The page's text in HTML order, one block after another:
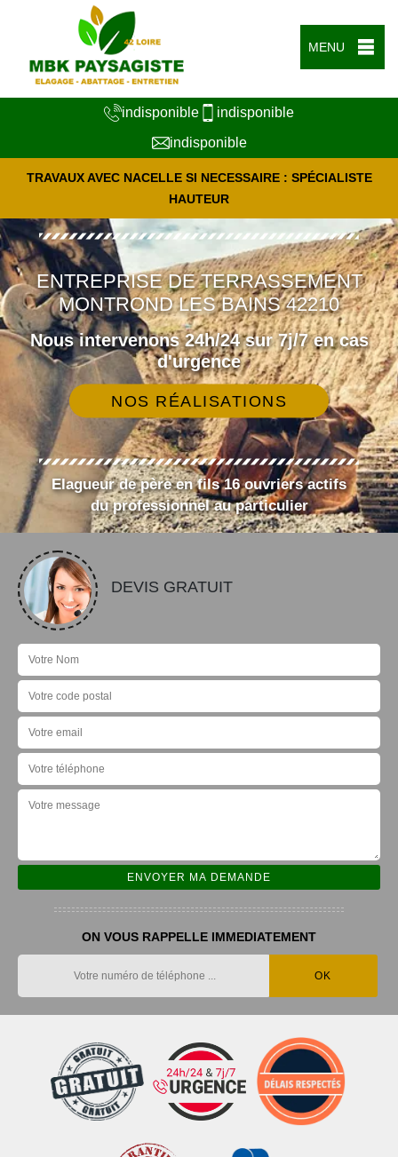
MENU
indisponible
indisponible
indisponible
TRAVAUX AVEC NACELLE SI NECESSAIRE : SPÉCIALISTE
HAUTEUR
ENTREPRISE DE TERRASSEMENT
MONTROND LES BAINS 42210
Nous intervenons 24h/24 sur 7j/7 en cas
d'urgence
NOS RÉALISATIONS
Elagueur de père en fils 16 ouvriers actifs
du professionnel au particulier
DEVIS GRATUIT
ON VOUS RAPPELLE IMMEDIATEMENT